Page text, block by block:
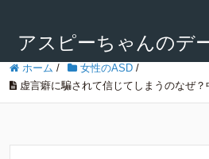
アスピーちゃんのデ
ホーム / 女性のASD /
虚言癖に騙されて信じてしまうのなぜ？